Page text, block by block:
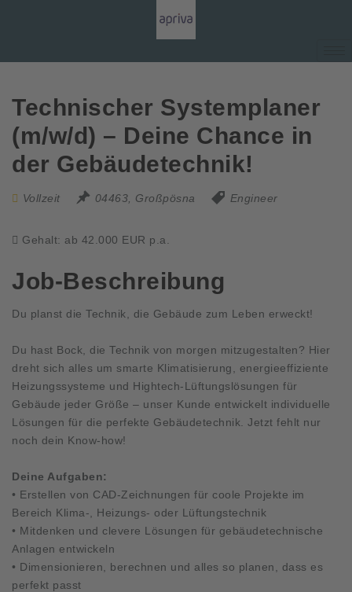
Technischer Systemplaner
(m/w/d) – Deine Chance in
der Gebäudetechnik!
Vollzeit 04463, Großpösna Engineer
Gehalt: ab 42.000 EUR p.a.
Job-Beschreibung
Du planst die Technik, die Gebäude zum Leben erweckt!
Du hast Bock, die Technik von morgen mitzugestalten? Hier
dreht sich alles um smarte Klimatisierung, energieeffiziente
Heizungssysteme und Hightech-Lüftungslösungen für
Gebäude jeder Größe – unser Kunde entwickelt individuelle
Lösungen für die perfekte Gebäudetechnik. Jetzt fehlt nur
noch dein Know-how!
Deine Aufgaben:
• Erstellen von CAD-Zeichnungen für coole Projekte im
Bereich Klima-, Heizungs- oder Lüftungstechnik
• Mitdenken und clevere Lösungen für gebäudetechnische
Anlagen entwickeln
• Dimensionieren, berechnen und alles so planen, dass es
perfekt passt